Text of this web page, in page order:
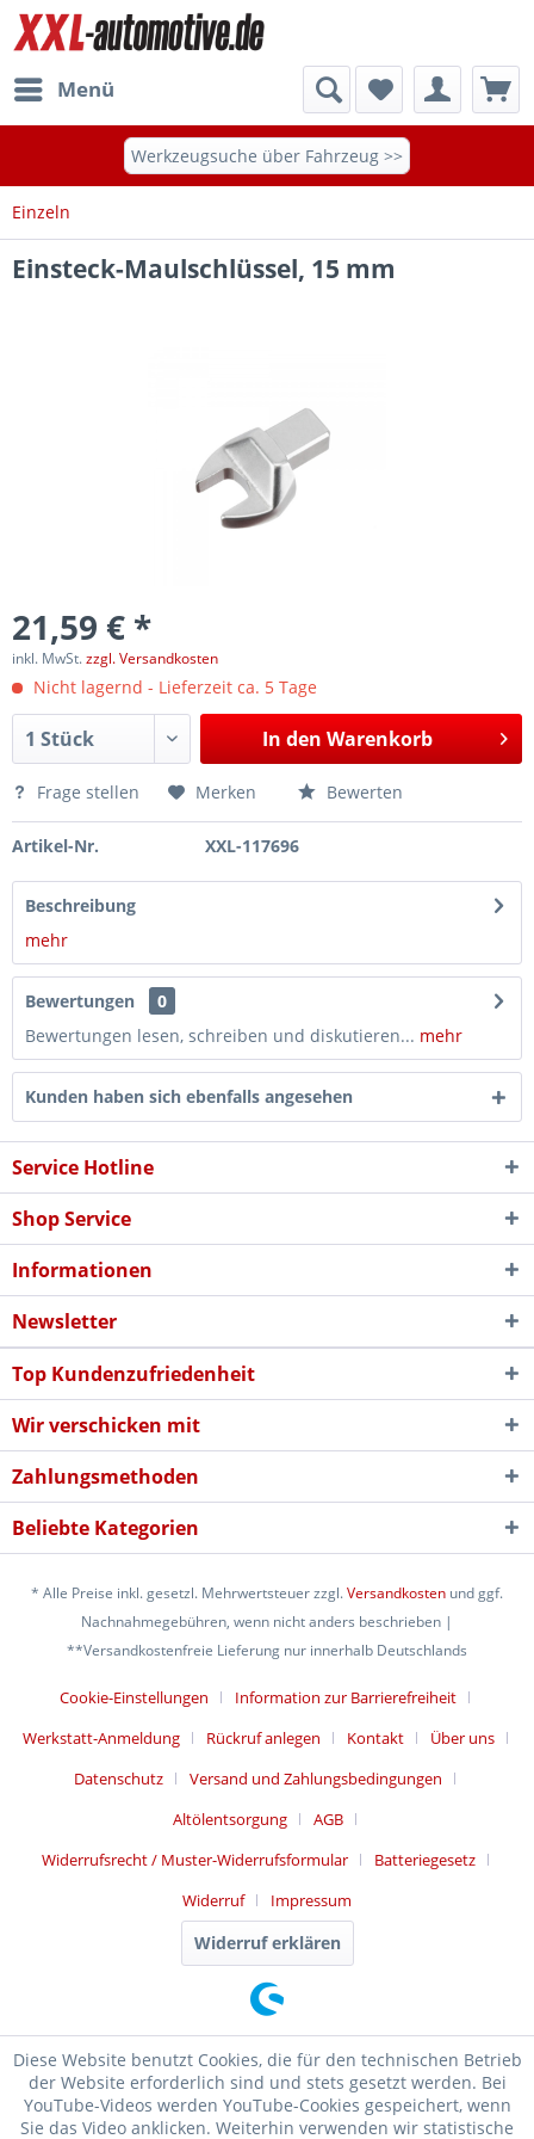
Menü
Werkzeugsuche über Fahrzeug >>
Einzeln
Einsteck-Maulschlüssel, 15 mm
21,59 € *
inkl. MwSt.zzgl. Versandkosten
Nicht lagernd - Lieferzeit ca. 5 Tage
In den Warenkorb
Frage stellen Merken Bewerten
Artikel-Nr. XXL-117696
Beschreibung
mehr
Bewertungen
0
Bewertungen lesen, schreiben und diskutieren... mehr
Kunden haben sich ebenfalls angesehen
Service Hotline
Shop Service
Informationen
Newsletter
Top Kundenzufriedenheit
Wir verschicken mit
Zahlungsmethoden
Beliebte Kategorien
* Alle Preise inkl. gesetzl. Mehrwertsteuer zzgl.Versandkosten und ggf.
Nachnahmegebühren, wenn nicht anders beschrieben |
**Versandkostenfreie Lieferung nur innerhalb Deutschlands
Cookie-Einstellungen
Information zur Barrierefreiheit
Werkstatt-Anmeldung
Rückruf anlegen Kontakt
Über uns
Datenschutz
Versand und Zahlungsbedingungen
Altölentsorgung
AGB
Widerrufsrecht / Muster-Widerrufsformular
Batteriegesetz
Widerruf
Impressum
Widerruf erklären
Diese Website benutzt Cookies, die für den technischen Betrieb
der Website erforderlich sind und stets gesetzt werden. Bei
YouTube-Videos werden YouTube-Cookies gespeichert, wenn
Sie das Video anklicken. Weiterhin verwenden wir statistische